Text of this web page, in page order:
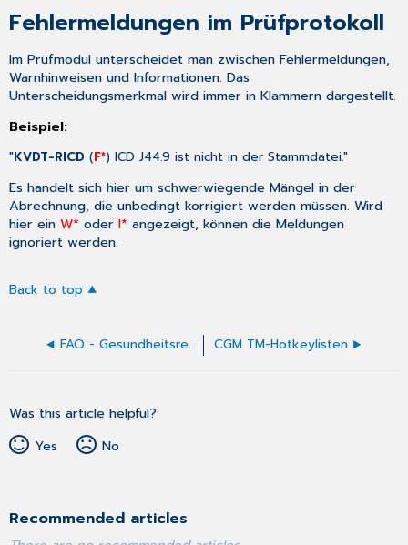
Fehlermeldungen im Prüfprotokoll
Im Prüfmodul unterscheidet man zwischen Fehlermeldungen,
Warnhinweisen und Informationen. Das
Unterscheidungsmerkmal wird immer in Klammern dargestellt.
Beispiel:
"KVDT-RICD (F*) ICD J44.9 ist nicht in der Stammdatei."
Es handelt sich hier um schwerwiegende Mängel in der
Abrechnung, die unbedingt korrigiert werden müssen. Wird
hier einW* oderI* angezeigt, können die Meldungen
ignoriert werden.
Back to top
FAQ - Gesundheitsreform CGM TM-Hotkeylisten
Was this article helpful?
Yes
No
Recommended articles